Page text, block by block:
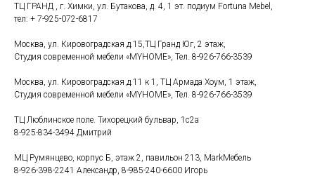
ТЦ ГРАНД , г. Химки, ул. Бутакова, д. 4, 1 эт. подиум Fortuna Mebel,
тел: + 7-925-072-6817
Москва, ул. Кировоградская д.15,ТЦ Гранд Юг, 2 этаж,
Студия современной мебели «MYHOME», Тел. 8-926-766-3539
Москва, ул. Кировоградская д.11 к 1, ТЦ Армада Хоум, 1 этаж,
Студия современной мебели «MYHOME», Тел. 8-926-766-3539
ТЦ Люблинское поле. Тихорецкий бульвар, 1с2а
8-925-834-3494 Дмитрий
МЦ Румянцево, корпус Б, этаж 2, павильон 213, MarkМебель
8-926-398-2241 Александр, 8-985-240-6600 Игорь